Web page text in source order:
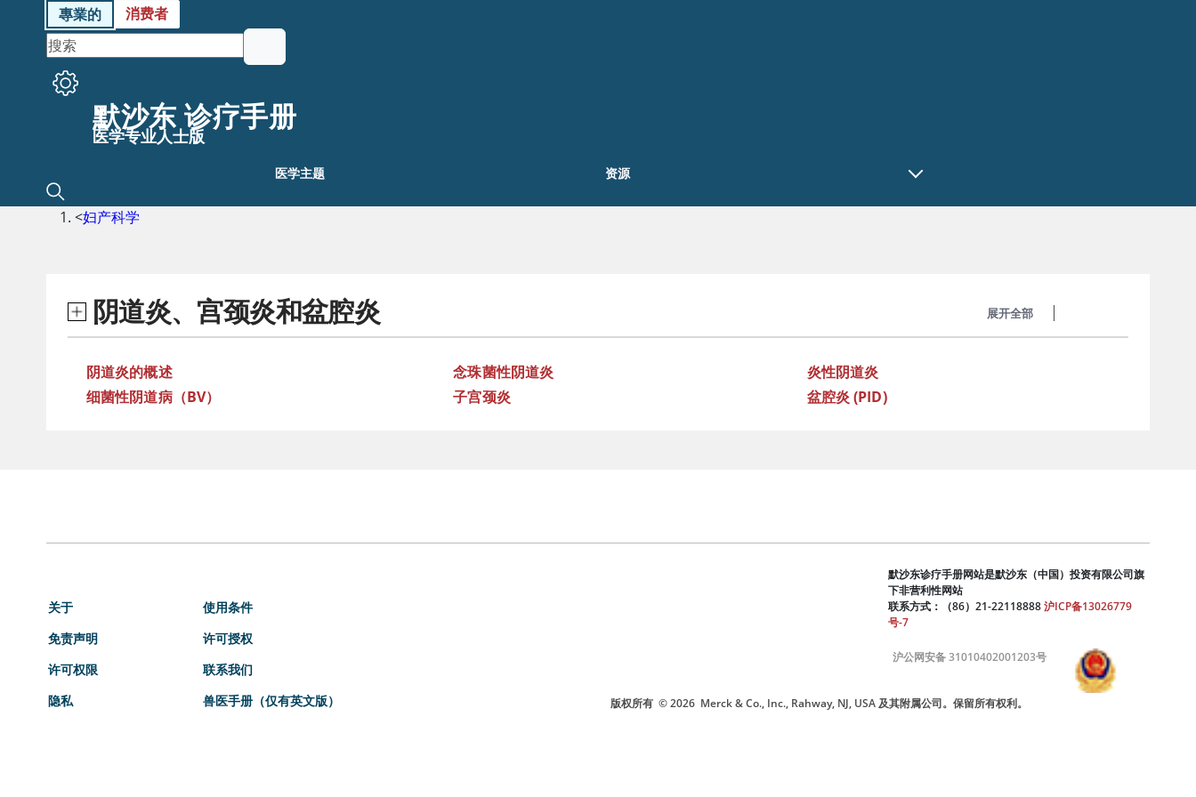
專業的 消费者
默沙东 诊疗手册
医学专业人士版
医学主题 资源
<妇产科学
阴道炎、宫颈炎和盆腔炎 展开全部
阴道炎的概述
细菌性阴道病（BV）
念珠菌性阴道炎
子宫颈炎
炎性阴道炎
盆腔炎 (PID)
关于
免责声明
许可权限
隐私
使用条件
许可授权
联系我们
兽医手册（仅有英文版）
默沙东诊疗手册网站是默沙东（中国）投资有限公司旗
下非营利性网站
联系方式：（86）21-22118888沪ICP备13026779
号-7
沪公网安备 31010402001203号
版权所有 © 2026 Merck & Co., Inc., Rahway, NJ, USA 及其附属公司。保留所有权利。